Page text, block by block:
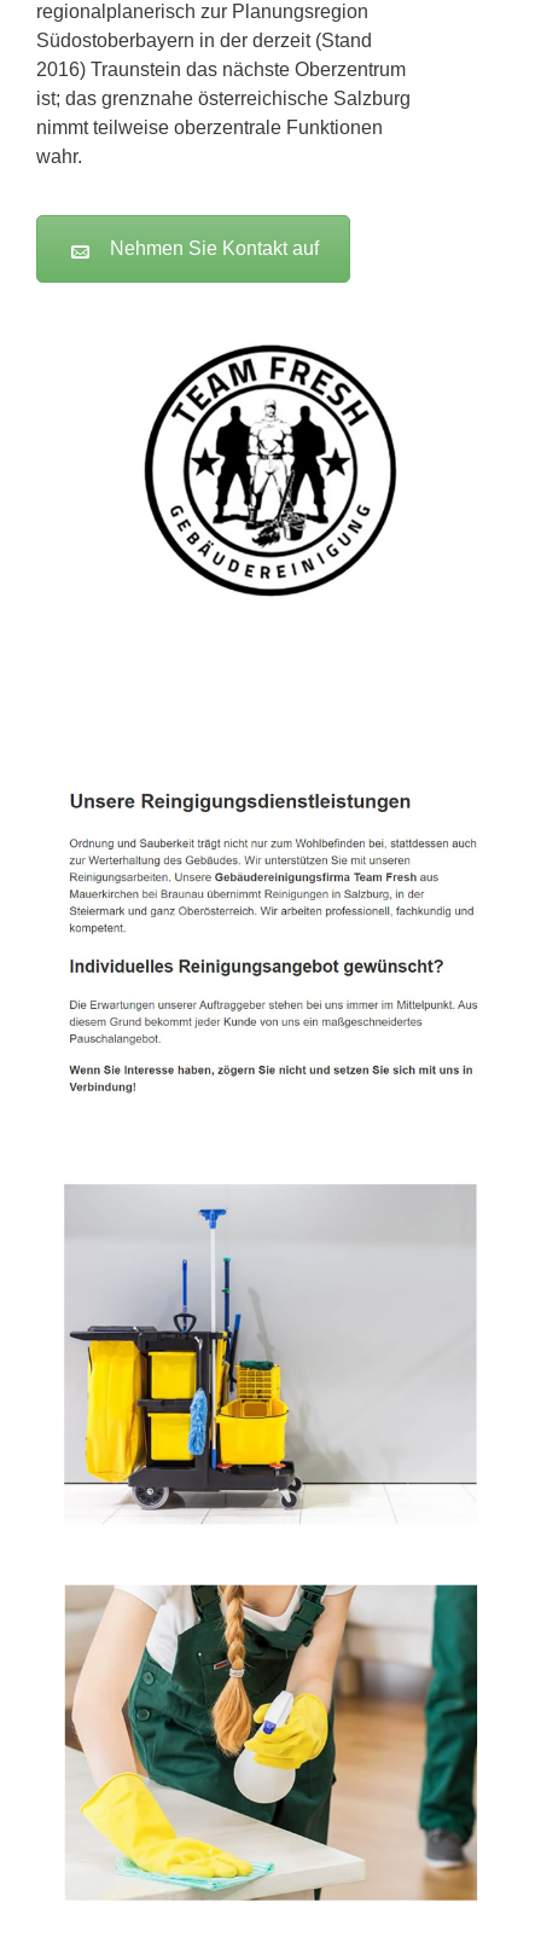
regionalplanerisch zur Planungsregion
Südostoberbayern in der derzeit (Stand
2016) Traunstein das nächste Oberzentrum
ist; das grenznahe österreichische Salzburg
nimmt teilweise oberzentrale Funktionen
wahr.
Nehmen Sie Kontakt auf